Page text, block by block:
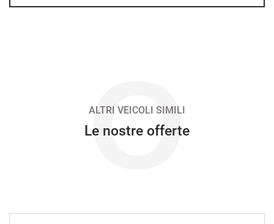
636€/mese
O
ALTRI VEICOLI SIMILI
Le nostre offerte